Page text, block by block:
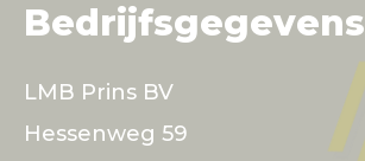
Bedrijfsgegevens
LMB Prins BV
Hessenweg 59